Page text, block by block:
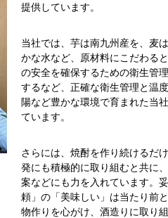
提供しています。
当社では、芋は南九州産を、麦
かな水など、原材料にこだわる
の安全を確保するための衛生管
するなど、正確な衛生管理と温
陽など豊かな環境で育まれた当
ています。
さらには、焼酎を作り続けるだ
発にも積極的に取り組むと共に
案などにも力を入れています。
頼」の「美味しい」は当たり前
物作りを心がけ、酒造りに取り組